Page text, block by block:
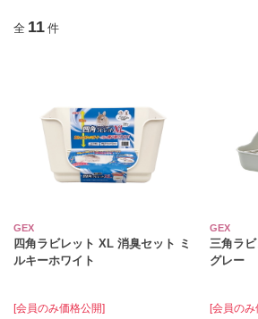
全 11 件
GEX
四角ラビレット XL 消臭セット ミ
ルキーホワイト
[会員のみ価格公開]
GEX
三角ラ
グレー
[会員の